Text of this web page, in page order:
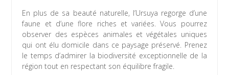
En plus de sa beauté naturelle, l’Ursuya regorge d’une
faune et d’une flore riches et variées. Vous pourrez
observer des espèces animales et végétales uniques
qui ont élu domicile dans ce paysage préservé. Prenez
le temps d’admirer la biodiversité exceptionnelle de la
région tout en respectant son équilibre fragile.